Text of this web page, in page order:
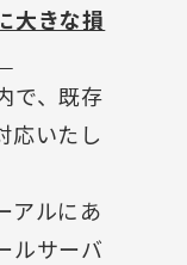
大きな損
で、既存
応いたし
アルにあ
ルサーバ